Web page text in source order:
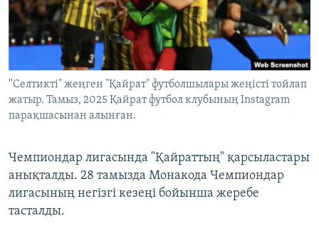
ЖАЗЫЛЫҢЫЗ
Басқа тілдерде
''Селтикті" жеңген "Қайрат" футболшылары жеңісті тойлап
жатыр. Тамыз, 2025 Қайрат футбол клубының Instagram
парақшасынан алынған.
Чемпиондар лигасында "Қайраттың" қарсыластары
анықталды. 28 тамызда Монакода Чемпиондар
лигасының негізгі кезеңі бойынша жеребе
тасталды.